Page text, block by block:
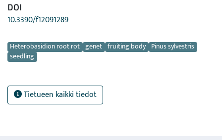
DOI
10.3390/f12091289
Avainsanat
Heterobasidion root rot genet fruiting body Pinus sylvestris
seedling
Tietueen kaikki tiedot